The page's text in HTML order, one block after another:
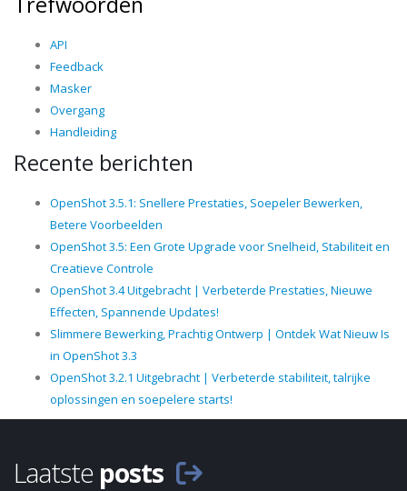
API
Feedback
Masker
Overgang
Handleiding
Recente berichten
OpenShot 3.5.1: Snellere Prestaties, Soepeler Bewerken,
Betere Voorbeelden
OpenShot 3.5: Een Grote Upgrade voor Snelheid, Stabiliteit en
Creatieve Controle
OpenShot 3.4 Uitgebracht | Verbeterde Prestaties, Nieuwe
Effecten, Spannende Updates!
Slimmere Bewerking, Prachtig Ontwerp | Ontdek Wat Nieuw Is
in OpenShot 3.3
OpenShot 3.2.1 Uitgebracht | Verbeterde stabiliteit, talrijke
oplossingen en soepelere starts!
Laatste posts